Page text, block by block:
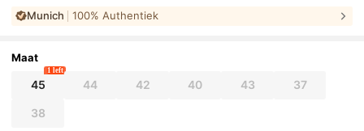
Munich 100% Authentiek
Maat
45
1 left
44 42 40 43 37
38